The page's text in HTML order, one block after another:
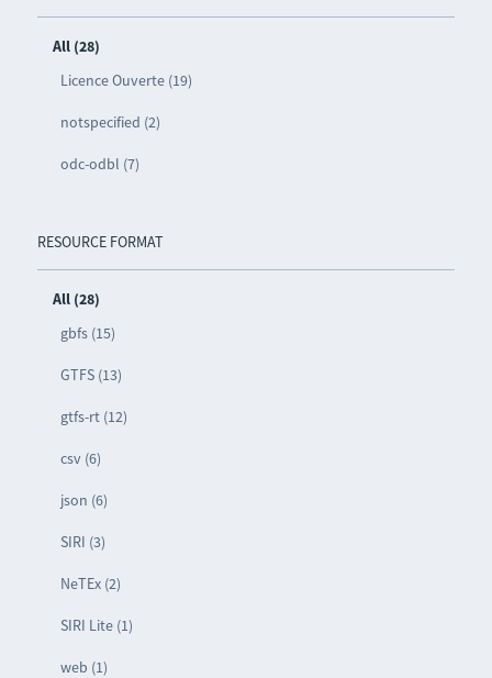
All (28)
Licence Ouverte (19)
notspecified (2)
odc-odbl (7)
RESOURCE FORMAT
All (28)
gbfs (15)
GTFS (13)
gtfs-rt (12)
csv (6)
json (6)
SIRI (3)
NeTEx (2)
SIRI Lite (1)
web (1)